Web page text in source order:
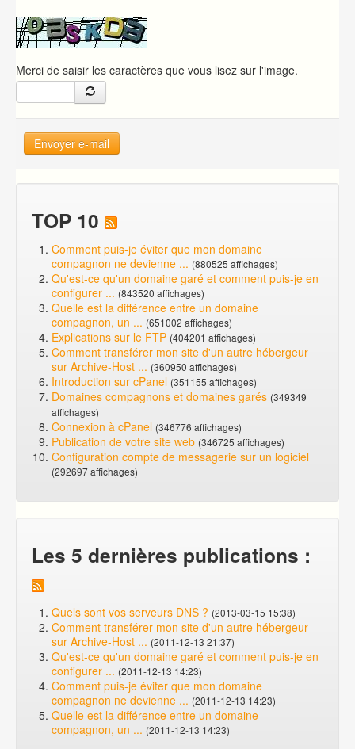
Merci de saisir les caractères que vous lisez sur l'image.
Envoyer e-mail
TOP 10
Comment puis-je éviter que mon domaine
compagnon ne devienne ... (880525 affichages)
Qu'est-ce qu'un domaine garé et comment puis-je en
configurer ... (843520 affichages)
Quelle est la différence entre un domaine
compagnon, un ... (651002 affichages)
Explications sur le FTP (404201 affichages)
Comment transférer mon site d'un autre hébergeur
sur Archive-Host ... (360950 affichages)
Introduction sur cPanel (351155 affichages)
Domaines compagnons et domaines garés (349349
affichages)
Connexion à cPanel (346776 affichages)
Publication de votre site web (346725 affichages)
Configuration compte de messagerie sur un logiciel
(292697 affichages)
Les 5 dernières publications :
Quels sont vos serveurs DNS ? (2013-03-15 15:38)
Comment transférer mon site d'un autre hébergeur
sur Archive-Host ... (2011-12-13 21:37)
Qu'est-ce qu'un domaine garé et comment puis-je en
configurer ... (2011-12-13 14:23)
Comment puis-je éviter que mon domaine
compagnon ne devienne ... (2011-12-13 14:23)
Quelle est la différence entre un domaine
compagnon, un ... (2011-12-13 14:23)